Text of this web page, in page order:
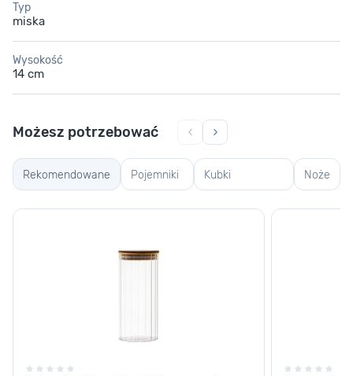
Typ
miska
Wysokość
14 cm
Rekomendowane Pojemniki
szklane
Kubki
termiczne i
Noże
Możesz potrzebować